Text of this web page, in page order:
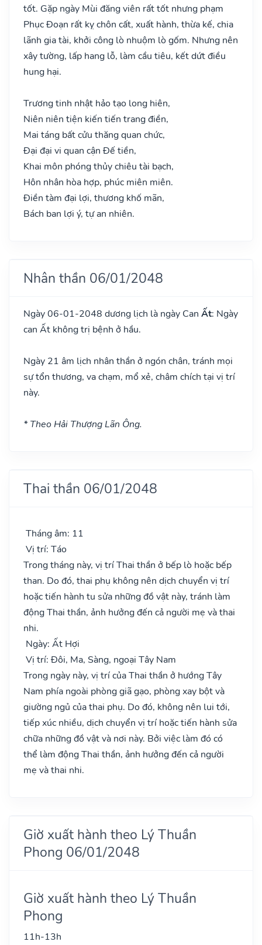
tốt. Gặp ngày Mùi đăng viên rất tốt nhưng phạm
Phục Đoạn rất kỵ chôn cất, xuất hành, thừa kế, chia
lãnh gia tài, khởi công lò nhuộm lò gốm. Nhưng nên
xây tường, lấp hang lỗ, làm cầu tiêu, kết dứt điều
hung hại.
Trương tinh nhật hảo tạo long hiên,
Niên niên tiện kiến tiến trang điền,
Mai táng bất cửu thăng quan chức,
Đại đại vi quan cận Đế tiền,
Khai môn phóng thủy chiêu tài bạch,
Hôn nhân hòa hợp, phúc miên miên.
Điền tàm đại lợi, thương khố mãn,
Bách ban lợi ý, tự an nhiên.
Nhân thần 06/01/2048
Ngày 06-01-2048 dương lịch là ngày Can Ất: Ngày
can Ất không trị bệnh ở hầu.
Ngày 21 âm lịch nhân thần ở ngón chân, tránh mọi
sự tổn thương, va chạm, mổ xẻ, châm chích tại vị trí
này.
* Theo Hải Thượng Lãn Ông.
Thai thần 06/01/2048
Tháng âm: 11
Vị trí: Táo
Trong tháng này, vị trí Thai thần ở bếp lò hoặc bếp
than. Do đó, thai phụ không nên dịch chuyển vị trí
hoặc tiến hành tu sửa những đồ vật này, tránh làm
động Thai thần, ảnh hưởng đến cả người mẹ và thai
nhi.
Ngày: Ất Hợi
Vị trí: Đôi, Ma, Sàng, ngoại Tây Nam
Trong ngày này, vị trí của Thai thần ở hướng Tây
Nam phía ngoài phòng giã gạo, phòng xay bột và
giường ngủ của thai phụ. Do đó, không nên lui tới,
tiếp xúc nhiều, dịch chuyển vị trí hoặc tiến hành sửa
chữa những đồ vật và nơi này. Bởi việc làm đó có
thể làm động Thai thần, ảnh hưởng đến cả người
mẹ và thai nhi.
Giờ xuất hành theo Lý Thuần
Phong 06/01/2048
Giờ xuất hành theo Lý Thuần
Phong
11h-13h